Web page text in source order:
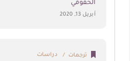
الحقوقي
أبريل 13, 2020
ترجمات دراسات